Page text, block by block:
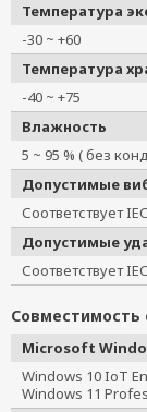
Температура
-30 ~ +60
Температура
-40 ~ +75
Влажность
5 ~ 95 % ( без
Допустимые
Соответствует
Допустимые
Соответствует
Microsoft
Windows 10 IoT
Windows 11